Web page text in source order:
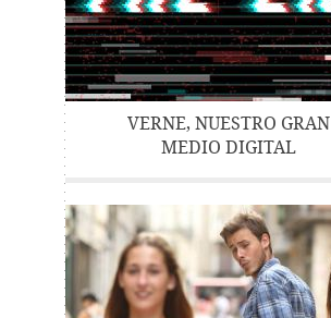
VERNE, NUESTRO GRAN
MEDIO DIGITAL